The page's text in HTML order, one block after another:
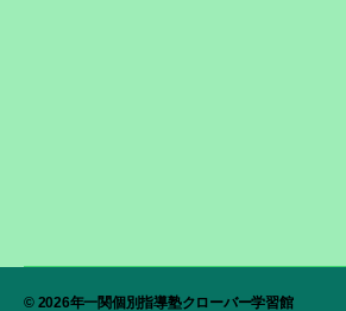
© 2026年一関個別指導塾クローバー学習館